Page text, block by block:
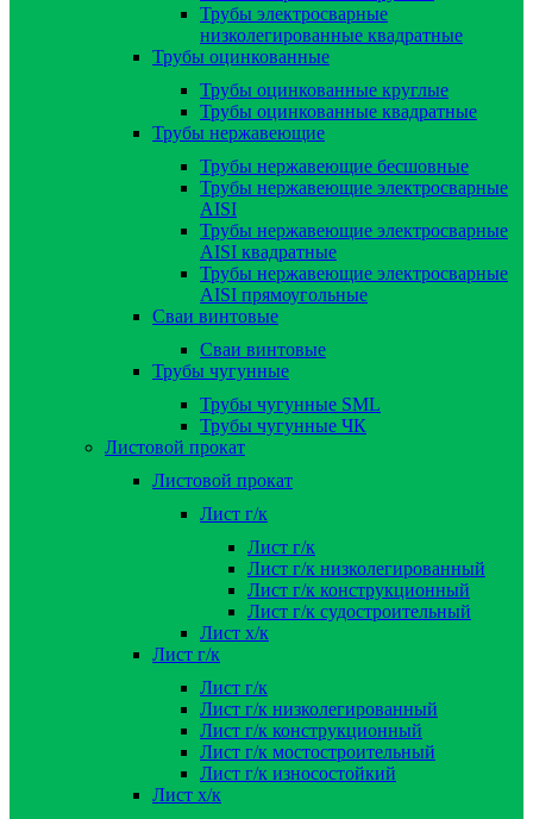
Трубы электросварные
низколегированные квадратные
Трубы оцинкованные
Трубы оцинкованные круглые
Трубы оцинкованные квадратные
Трубы нержавеющие
Трубы нержавеющие бесшовные
Трубы нержавеющие электросварные
AISI
Трубы нержавеющие электросварные
AISI квадратные
Трубы нержавеющие электросварные
AISI прямоугольные
Сваи винтовые
Сваи винтовые
Трубы чугунные
Трубы чугунные SML
Трубы чугунные ЧК
Листовой прокат
Листовой прокат
Лист г/к
Лист г/к
Лист г/к низколегированный
Лист г/к конструкционный
Лист г/к судостроительный
Лист х/к
Лист г/к
Лист г/к
Лист г/к низколегированный
Лист г/к конструкционный
Лист г/к мостостроительный
Лист г/к износостойкий
Лист х/к